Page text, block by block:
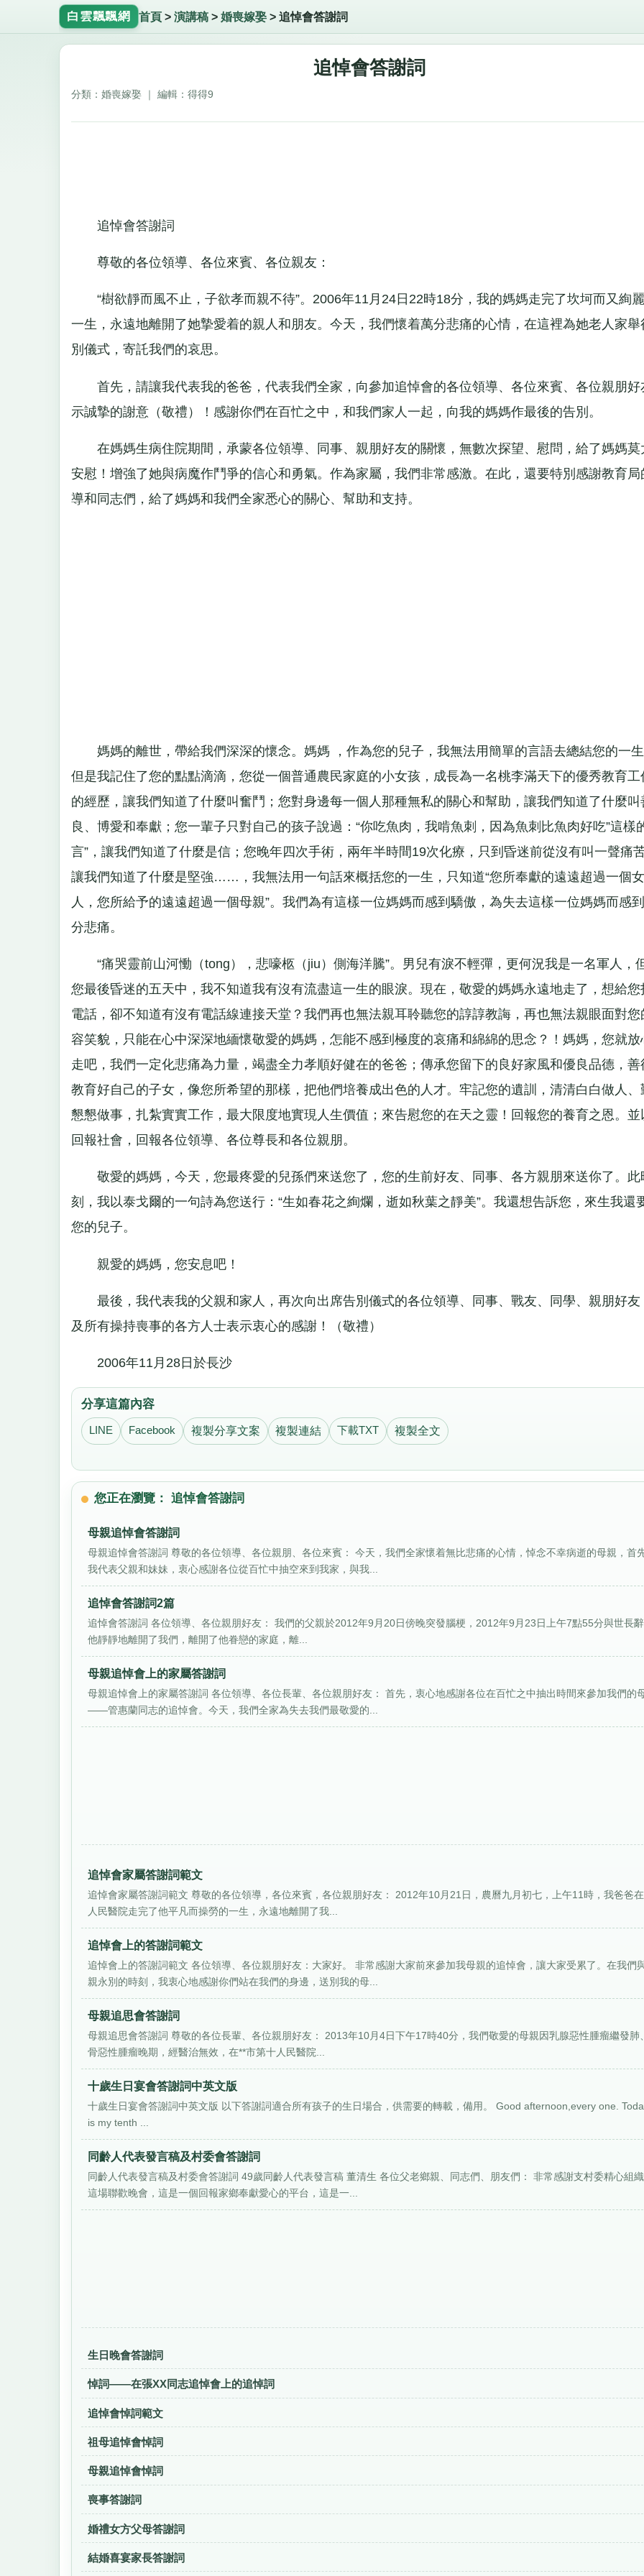
白雲飄飄網 首頁> 演講稿> 婚喪嫁娶> 追悼會答謝詞
追悼會答謝詞
分類：婚喪嫁娶 ｜ 編輯：得得9
追悼會答謝詞
尊敬的各位領導、各位來賓、各位親友：
“樹欲靜而風不止，子欲孝而親不待”。2006年11月24日22時18分，我的媽媽走完了坎坷而又絢
一生，永遠地離開了她摯愛着的親人和朋友。今天，我們懷着萬分悲痛的心情，在這裡為她老人家舉
別儀式，寄託我們的哀思。
首先，請讓我代表我的爸爸，代表我們全家，向參加追悼會的各位領導、各位來賓、各位親朋好
示誠摯的謝意（敬禮）！感謝你們在百忙之中，和我們家人一起，向我的媽媽作最後的告別。
在媽媽生病住院期間，承蒙各位領導、同事、親朋好友的關懷，無數次探望、慰問，給了媽媽莫
安慰！增強了她與病魔作鬥爭的信心和勇氣。作為家屬，我們非常感激。在此，還要特別感謝教育局
導和同志們，給了媽媽和我們全家悉心的關心、幫助和支持。
媽媽的離世，帶給我們深深的懷念。媽媽 ，作為您的兒子，我無法用簡單的言語去總結您的一生
但是我記住了您的點點滴滴，您從一個普通農民家庭的小女孩，成長為一名桃李滿天下的優秀教育工
的經歷，讓我們知道了什麼叫奮鬥；您對身邊每一個人那種無私的關心和幫助，讓我們知道了什麼叫
良、博愛和奉獻；您一輩子只對自己的孩子說過：“你吃魚肉，我啃魚刺，因為魚刺比魚肉好吃”這樣
言”，讓我們知道了什麼是信；您晚年四次手術，兩年半時間19次化療，只到昏迷前從沒有叫一聲痛苦
讓我們知道了什麼是堅強……，我無法用一句話來概括您的一生，只知道“您所奉獻的遠遠超過一個女
人，您所給予的遠遠超過一個母親”。我們為有這樣一位媽媽而感到驕傲，為失去這樣一位媽媽而感
分悲痛。
“痛哭靈前山河慟（tong），悲嚎柩（jiu）側海洋騰”。男兒有淚不輕彈，更何況我是一名軍人，
您最後昏迷的五天中，我不知道我有沒有流盡這一生的眼淚。現在，敬愛的媽媽永遠地走了，想給您
電話，卻不知道有沒有電話線連接天堂？我們再也無法親耳聆聽您的諄諄教誨，再也無法親眼面對您
容笑貌，只能在心中深深地緬懷敬愛的媽媽，怎能不感到極度的哀痛和綿綿的思念？！媽媽，您就放
走吧，我們一定化悲痛為力量，竭盡全力孝順好健在的爸爸；傳承您留下的良好家風和優良品德，善
教育好自己的子女，像您所希望的那樣，把他們培養成出色的人才。牢記您的遺訓，清清白白做人、
懇懇做事，扎紮實實工作，最大限度地實現人生價值；來告慰您的在天之靈！回報您的養育之恩。並
回報社會，回報各位領導、各位尊長和各位親朋。
敬愛的媽媽，今天，您最疼愛的兒孫們來送您了，您的生前好友、同事、各方親朋來送你了。此
刻，我以泰戈爾的一句詩為您送行：“生如春花之絢爛，逝如秋葉之靜美”。我還想告訴您，來生我還
您的兒子。
親愛的媽媽，您安息吧！
最後，我代表我的父親和家人，再次向出席告別儀式的各位領導、同事、戰友、同學、親朋好友
及所有操持喪事的各方人士表示衷心的感謝！（敬禮）
2006年11月28日於長沙
分享這篇內容
LINE Facebook 複製分享文案 複製連結 下載TXT 複製全文
您正在瀏覽： 追悼會答謝詞
母親追悼會答謝詞
母親追悼會答謝詞 尊敬的各位領導、各位親朋、各位來賓： 今天，我們全家懷着無比悲痛的心情，悼念不幸病逝的母親，首
我代表父親和妹妹，衷心感謝各位從百忙中抽空來到我家，與我...
追悼會答謝詞2篇
追悼會答謝詞 各位領導、各位親朋好友： 我們的父親於2012年9月20日傍晚突發腦梗，2012年9月23日上午7點55分與世長辭
他靜靜地離開了我們，離開了他眷戀的家庭，離...
母親追悼會上的家屬答謝詞
母親追悼會上的家屬答謝詞 各位領導、各位長輩、各位親朋好友： 首先，衷心地感謝各位在百忙之中抽出時間來參加我們的
——管惠蘭同志的追悼會。今天，我們全家為失去我們最敬愛的...
追悼會家屬答謝詞範文
追悼會家屬答謝詞範文 尊敬的各位領導，各位來賓，各位親朋好友： 2012年10月21日，農曆九月初七，上午11時，我爸爸
人民醫院走完了他平凡而操勞的一生，永遠地離開了我...
追悼會上的答謝詞範文
追悼會上的答謝詞範文 各位領導、各位親朋好友：大家好。 非常感謝大家前來參加我母親的追悼會，讓大家受累了。在我們
親永別的時刻，我衷心地感謝你們站在我們的身邊，送別我的母...
母親追思會答謝詞
母親追思會答謝詞 尊敬的各位長輩、各位親朋好友： 2013年10月4日下午17時40分，我們敬愛的母親因乳腺惡性腫瘤繼發肺、
骨惡性腫瘤晚期，經醫治無效，在**市第十人民醫院...
十歲生日宴會答謝詞中英文版
十歲生日宴會答謝詞中英文版 以下答謝詞適合所有孩子的生日場合，供需要的轉載，備用。 Good afternoon,every one.
is my tenth ...
同齡人代表發言稿及村委會答謝詞
同齡人代表發言稿及村委會答謝詞 49歲同齡人代表發言稿 董清生 各位父老鄉親、同志們、朋友們： 非常感謝支村委精心組
這場聯歡晚會，這是一個回報家鄉奉獻愛心的平台，這是一...
生日晚會答謝詞
悼詞——在張ΧΧ同志追悼會上的追悼詞
追悼會悼詞範文
祖母追悼會悼詞
母親追悼會悼詞
喪事答謝詞
婚禮女方父母答謝詞
結婚喜宴家長答謝詞